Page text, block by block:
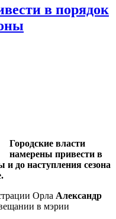
в порядок
Городские власти
намерены привести в
до наступления сезона
Орла Александр
в мэрии